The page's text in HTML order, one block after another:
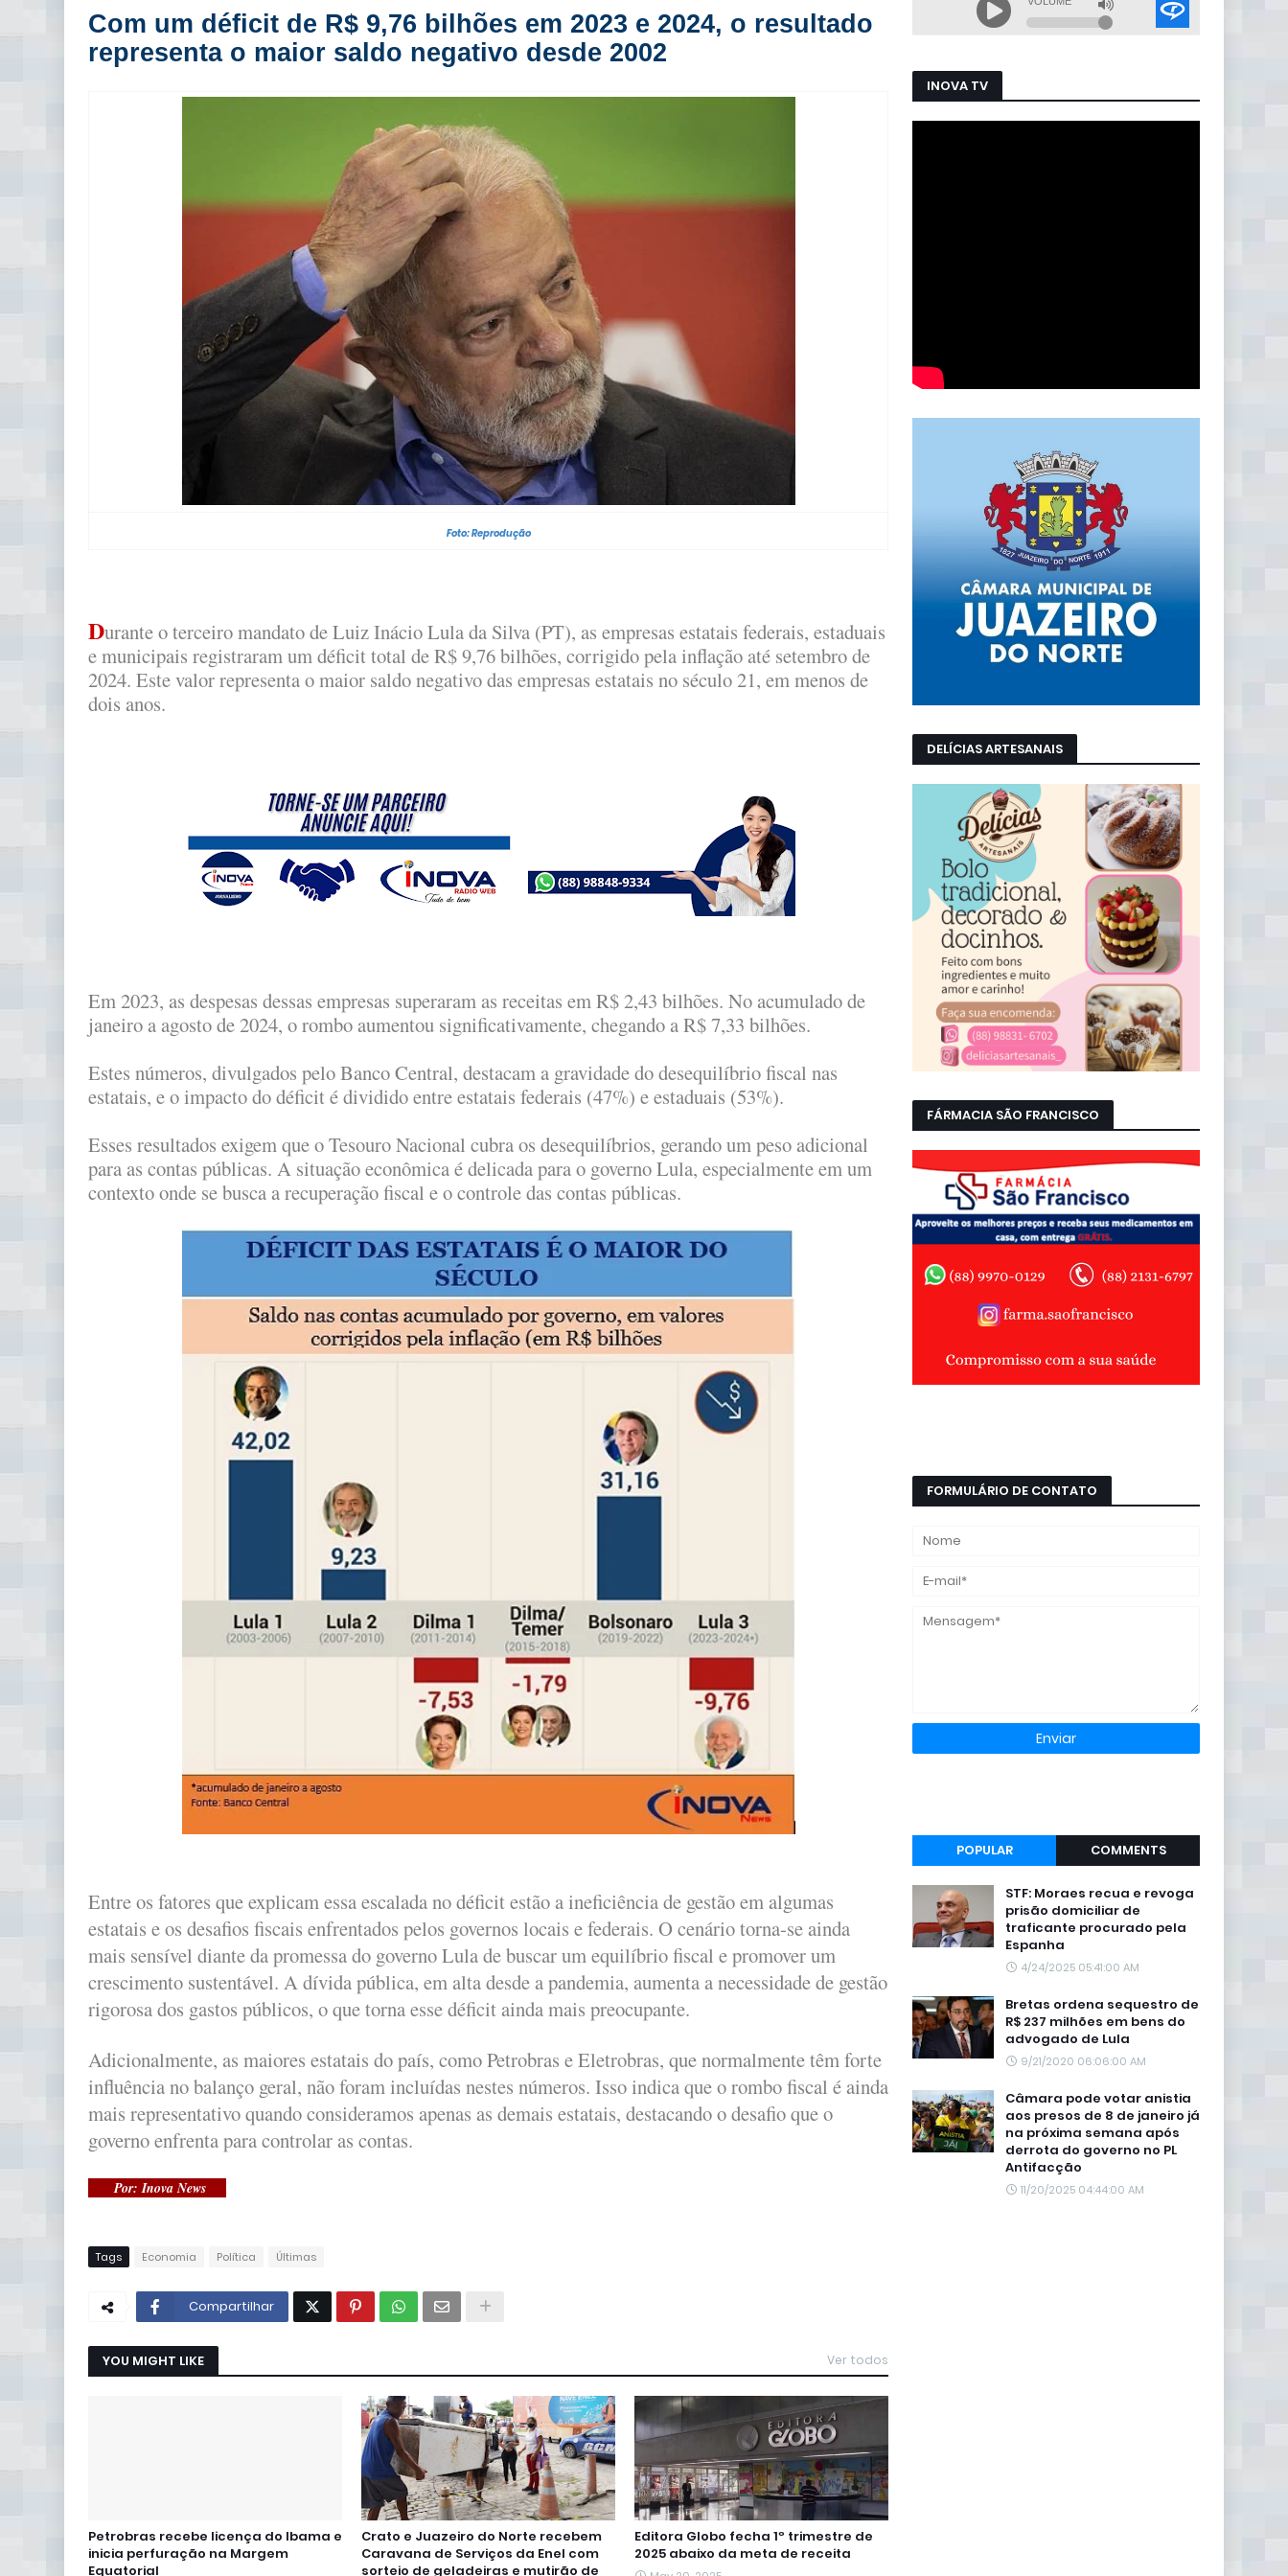
Com um déficit de R$ 9,76 bilhões em 2023 e 2024, o resultado
representa o maior saldo negativo desde 2002
Foto: Reprodução
Durante o terceiro mandato de Luiz Inácio Lula da Silva (PT), as empresas estatais federais, estaduais
e municipais registraram um déficit total de R$ 9,76 bilhões, corrigido pela inflação até setembro de
2024. Este valor representa o maior saldo negativo das empresas estatais no século 21, em menos de
dois anos.
Em 2023, as despesas dessas empresas superaram as receitas em R$ 2,43 bilhões. No acumulado de
janeiro a agosto de 2024, o rombo aumentou significativamente, chegando a R$ 7,33 bilhões.
Estes números, divulgados pelo Banco Central, destacam a gravidade do desequilíbrio fiscal nas
estatais, e o impacto do déficit é dividido entre estatais federais (47%) e estaduais (53%).
Esses resultados exigem que o Tesouro Nacional cubra os desequilíbrios, gerando um peso adicional
para as contas públicas. A situação econômica é delicada para o governo Lula, especialmente em um
contexto onde se busca a recuperação fiscal e o controle das contas públicas.
Entre os fatores que explicam essa escalada no déficit estão a ineficiência de gestão em algumas
estatais e os desafios fiscais enfrentados pelos governos locais e federais. O cenário torna-se ainda
mais sensível diante da promessa do governo Lula de buscar um equilíbrio fiscal e promover um
crescimento sustentável. A dívida pública, em alta desde a pandemia, aumenta a necessidade de gestão
rigorosa dos gastos públicos, o que torna esse déficit ainda mais preocupante.
Adicionalmente, as maiores estatais do país, como Petrobras e Eletrobras, que normalmente têm forte
influência no balanço geral, não foram incluídas nestes números. Isso indica que o rombo fiscal é ainda
mais representativo quando consideramos apenas as demais estatais, destacando o desafio que o
governo enfrenta para controlar as contas.
Por: Inova News
Tags Economia Política Últimas
Compartilhar
YOU MIGHT LIKE Ver todos
Petrobras recebe licença do Ibama e
inicia perfuração na Margem
Equatorial
Crato e Juazeiro do Norte recebem
Caravana de Serviços da Enel com
sorteio de geladeiras e mutirão de
Editora Globo fecha 1º trimestre de
2025 abaixo da meta de receita
INOVA TV
DELÍCIAS ARTESANAIS
FÁRMACIA SÃO FRANCISCO
FORMULÁRIO DE CONTATO
POPULAR COMMENTS
STF: Moraes recua e revoga
prisão domiciliar de
traficante procurado pela
Espanha
4/24/2025 05:41:00 AM
Bretas ordena sequestro de
R$ 237 milhões em bens do
advogado de Lula
9/21/2020 06:06:00 AM
Câmara pode votar anistia
aos presos de 8 de janeiro já
na próxima semana após
derrota do governo no PL
Antifacção
11/20/2025 04:44:00 AM